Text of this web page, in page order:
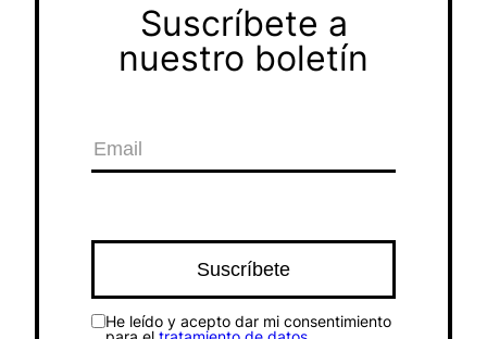
Suscríbete a
nuestro boletín
He leído y acepto dar mi consentimiento